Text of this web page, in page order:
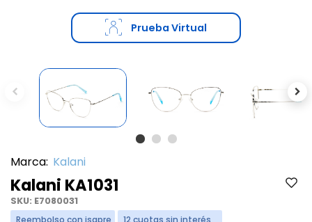
Prueba Virtual
Previous
Marca: Kalani
Kalani KA1031
SKU: E7080031
Reembolso con isapre
12 cuotas sin interés